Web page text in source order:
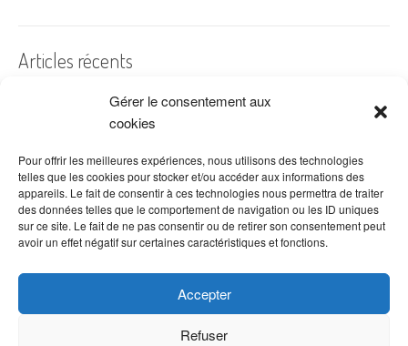
Gérer le consentement aux
cookies
Pour offrir les meilleures expériences, nous utilisons des technologies
telles que les cookies pour stocker et/ou accéder aux informations des
appareils. Le fait de consentir à ces technologies nous permettra de traiter
des données telles que le comportement de navigation ou les ID uniques
sur ce site. Le fait de ne pas consentir ou de retirer son consentement peut
avoir un effet négatif sur certaines caractéristiques et fonctions.
Accepter
Refuser
Articles récents
A quelles dates de l’année offre-t-on des fleurs ?
Les fleurs préférées des Français
Combien de fois arroser un cactus ?
Quelles fleurs offrir pour la fête des mères ?
Idées de décoration avec fleurs séchées